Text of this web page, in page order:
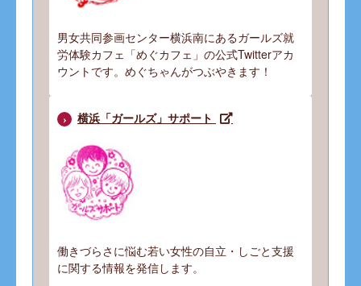
男女共同参画センター横浜南にあるガールズ就
労体験カフェ「めぐカフェ」の公式Twitterアカ
ウントです。めぐちゃんがつぶやきます！
横浜「ガールズ」サポート
働きづらさに悩む若い女性の自立・しごと支援
に関する情報を発信します。